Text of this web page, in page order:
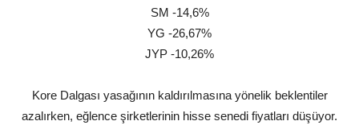
SM -14,6%
YG -26,67%
JYP -10,26%
Kore Dalgası yasağının kaldırılmasına yönelik beklentiler
azalırken, eğlence şirketlerinin hisse senedi fiyatları düşüyor.